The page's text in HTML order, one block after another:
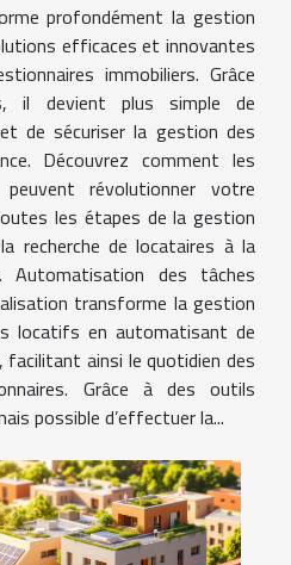
profondément la gestion
efficaces et innovantes
immobiliers. Grâce
il devient plus simple de
de sécuriser la gestion des
Découvrez comment les
révolutionner votre
les étapes de la gestion
recherche de locataires à la
Automatisation des tâches
transforme la gestion
locatifs en automatisant de
facilitant ainsi le quotidien des
Grâce à des outils
possible d’effectuer la...